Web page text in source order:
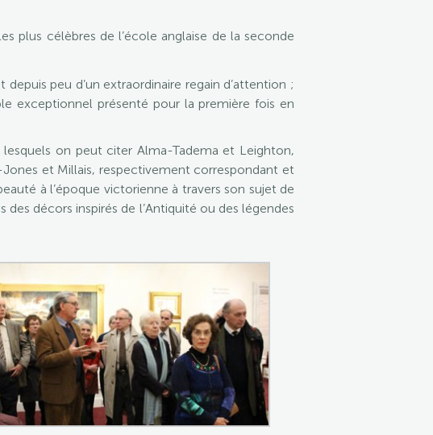
plus célèbres de l’école anglaise de la seconde
peu d’un extraordinaire regain d’attention ;
exceptionnel présenté pour la première fois en
on peut citer Alma-Tadema et Leighton,
et Millais, respectivement correspondant et
à l’époque victorienne à travers son sujet de
décors inspirés de l’Antiquité ou des légendes